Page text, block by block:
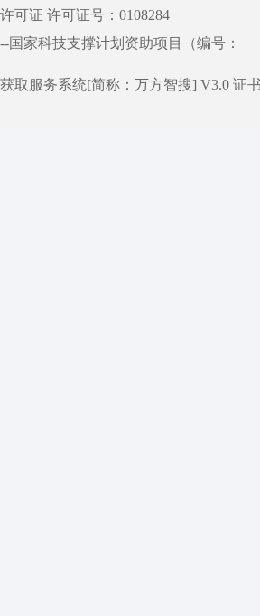
可证 许可证号：0108284
国家科技支撑计划资助项目（编号：
取服务系统[简称：万方智搜] V3.0 证